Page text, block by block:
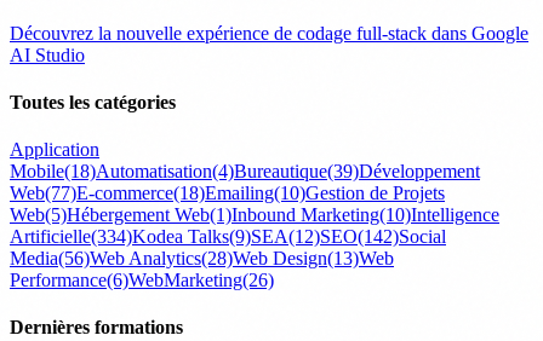
Découvrez la nouvelle expérience de codage full-stack dans Google
AI Studio
Toutes les catégories
Application
Mobile(18)Automatisation(4)Bureautique(39)Développement
Web(77)E-commerce(18)Emailing(10)Gestion de Projets
Web(5)Hébergement Web(1)Inbound Marketing(10)Intelligence
Artificielle(334)Kodea Talks(9)SEA(12)SEO(142)Social
Media(56)Web Analytics(28)Web Design(13)Web
Performance(6)WebMarketing(26)
Dernières formations